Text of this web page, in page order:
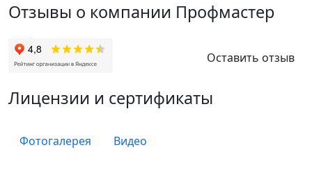
Отзывы о компании Профмастер
Оставить отзыв
Лицензии и сертификаты
Фотогалерея Видео